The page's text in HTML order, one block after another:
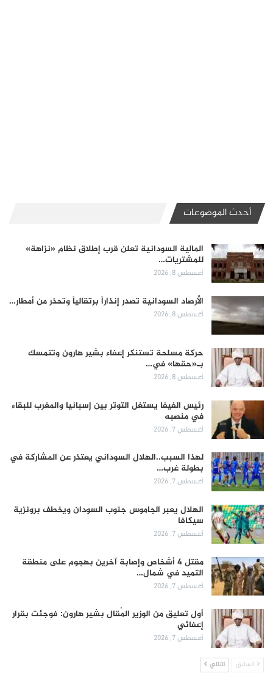
أحدث الموضوعات
المالية السودانية تعلن قرب إطلاق نظام «نزاهة»
للمشتريات…
أغسطس 8, 2026
الأرصاد السودانية تصدر إنذاراً برتقالياً وتحذر من أمطار…
أغسطس 8, 2026
حركة مسلحة تستنكر إعفاء بشير هارون وتتمسك
بـ«حقها» في…
أغسطس 8, 2026
رئيس الفيفا يستغل التوتر بين إسبانيا والمغرب للبقاء
في منصبه
أغسطس 7, 2026
لهذا السبب..الهلال السوداني يعتذر عن المشاركة في
بطولة غرب…
أغسطس 7, 2026
الهلال يعبر الجاموس جنوب السودان ويخطف برونزية
سيكافا
أغسطس 7, 2026
مقتل 4 أشخاص وإصابة آخرين بهجوم على منطقة
التميد في شمال…
أغسطس 7, 2026
أول تعليق من الوزير المُقال بشير هارون: فوجئت بقرار
إعفائي
أغسطس 7, 2026
السابق التالي